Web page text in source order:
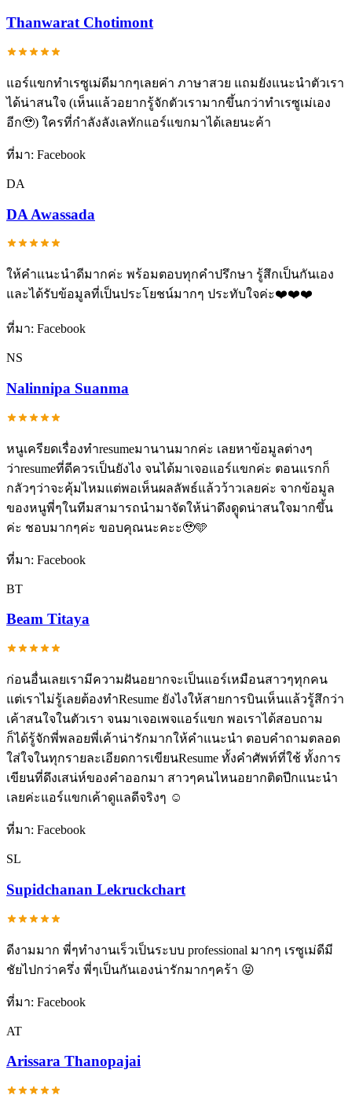
Thanwarat Chotimont
แอร์แขกทำเรซูเม่ดีมากๆเลยค่า ภาษาสวย แถมยังแนะนำตัวเรา
ได้น่าสนใจ (เห็นแล้วอยากรู้จักตัวเรามากขึ้นกว่าทำเรซูเม่เอง
อีก🥹) ใครที่กำลังลังเลทักแอร์แขกมาได้เลยนะค้า
ที่มา: Facebook
DA
DA Awassada
ให้คำแนะนำดีมากค่ะ พร้อมตอบทุกคำปรึกษา รู้สึกเป็นกันเอง
และได้รับข้อมูลที่เป็นประโยชน์มากๆ ประทับใจค่ะ❤️❤️❤️
ที่มา: Facebook
NS
Nalinnipa Suanma
หนูเครียดเรื่องทำresumeมานานมากค่ะ เลยหาข้อมูลต่างๆ
ว่าresumeที่ดีควรเป็นยังไง จนได้มาเจอแอร์แขกค่ะ ตอนแรกก็
กลัวๆว่าจะคุ้มไหมแต่พอเห็นผลลัพธ์แล้วว้าวเลยค่ะ จากข้อมูล
ของหนูพี่ๆในทีมสามารถนำมาจัดให้น่าดึงดูุดน่าสนใจมากขึ้น
ค่ะ ชอบมากๆค่ะ ขอบคุณนะคะะ🥹🩵
ที่มา: Facebook
BT
Beam Titaya
ก่อนอื่นเลยเรามีความฝันอยากจะเป็นแอร์เหมือนสาวๆทุกคน
แต่เราไม่รู้เลยต้องทำResume ยังไงให้สายการบินเห็นแล้วรู้สึกว่า
เค้าสนใจในตัวเรา จนมาเจอเพจแอร์แขก พอเราได้สอบถาม
ก็ได้รู้จักพี่พลอยพี่เค้าน่ารักมากให้คำแนะนำ ตอบคำถามตลอด
ใส่ใจในทุกรายละเอียดการเขียนResume ทั้งคำศัพท์ที่ใช้ ทั้งการ
เขียนที่ดึงเสน่ห์ของคำออกมา สาวๆคนไหนอยากติดปีกแนะนำ
เลยค่ะแอร์แขกเค้าดูแลดีจริงๆ ☺️
ที่มา: Facebook
SL
Supidchanan Lekruckchart
ดีงามมาก พี่ๆทำงานเร็วเป็นระบบ professional มากๆ เรซูเม่ดีมี
ชัยไปกว่าครึ่ง พี่ๆเป็นกันเองน่ารักมากๆคร้า 😝
ที่มา: Facebook
AT
Arissara Thanopajai